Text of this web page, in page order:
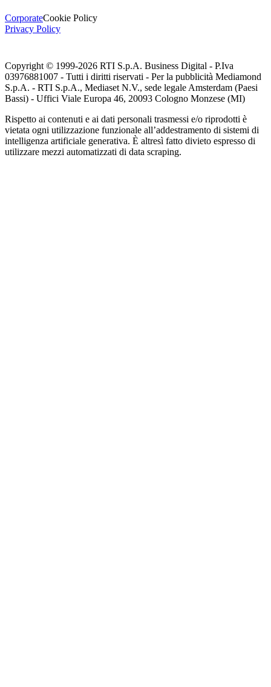
CorporateCookie Policy
Privacy Policy
Copyright © 1999-2026 RTI S.p.A. Business Digital - P.Iva
03976881007 - Tutti i diritti riservati - Per la pubblicità Mediamond
S.p.A. - RTI S.p.A., Mediaset N.V., sede legale Amsterdam (Paesi
Bassi) - Uffici Viale Europa 46, 20093 Cologno Monzese (MI)
Rispetto ai contenuti e ai dati personali trasmessi e/o riprodotti è
vietata ogni utilizzazione funzionale all’addestramento di sistemi di
intelligenza artificiale generativa. È altresì fatto divieto espresso di
utilizzare mezzi automatizzati di data scraping.